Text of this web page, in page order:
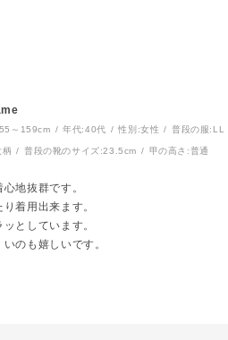
～159cm 年代:40代 性別:女性 普段の服: LL
柄 普段の靴のサイズ:23.5cm 甲の高さ:普通
地抜群です。
着用出来ます。
としています。
のも嬉しいです。